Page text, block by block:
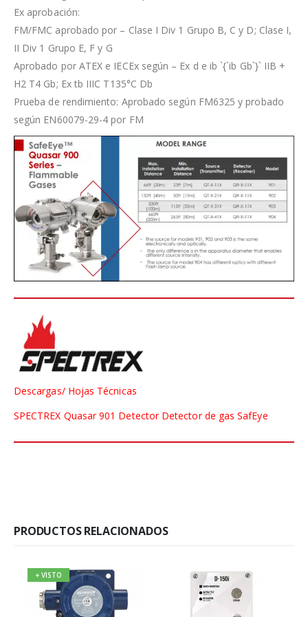
Ex aprobación:
FM/FMC aprobado por – Clase I Div 1 Grupo B, C y D; Clase I,
II Div 1 Grupo E, F y G
Aprobado por ATEX e IECEx según – Ex d e ib `{`ib Gb`}` IIB +
H2 T4 Gb; Ex tb IIIC T135°C Db
Prueba de rendimiento: Aprobado según FM6325 y probado
según EN60079-29-4 por FM
Descargas/ Hojas Técnicas
SPECTREX Quasar 901 Detector Detector de gas SafEye
PRODUCTOS RELACIONADOS
+ VISTO